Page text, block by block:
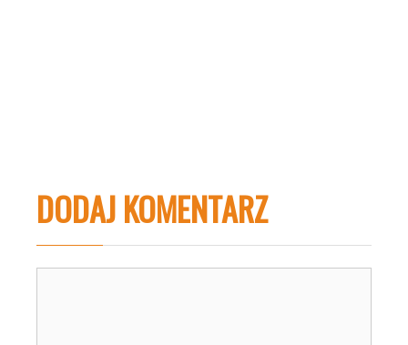
DODAJ KOMENTARZ